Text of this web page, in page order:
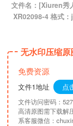
文件名：[Xiuren秀
XR02098-4 格式
无水印压缩
免费资源
文件1地址 点
文件访问密码：
高清原图需下载解
系客服微信：